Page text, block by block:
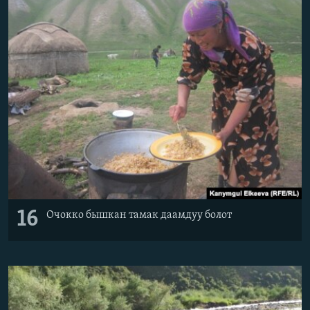
16 Очокко бышкан тамак даамдуу болот